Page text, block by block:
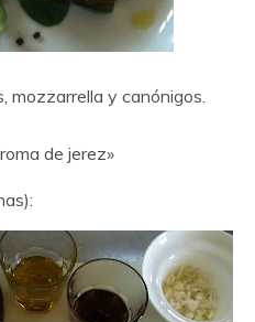
y canónigos.
de jerez»